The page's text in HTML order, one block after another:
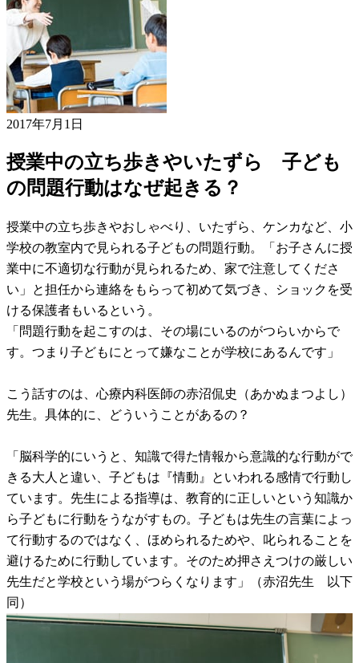
2017年7月1日
授業中の立ち歩きやいたずら 子ども
の問題行動はなぜ起きる？
授業中の立ち歩きやおしゃべり、いたずら、ケンカなど、小
学校の教室内で見られる子どもの問題行動。「お子さんに授
業中に不適切な行動が見られるため、家で注意してくださ
い」と担任から連絡をもらって初めて気づき、ショックを受
ける保護者もいるという。
「問題行動を起こすのは、その場にいるのがつらいからで
す。つまり子どもにとって嫌なことが学校にあるんです」
こう話すのは、心療内科医師の赤沼侃史（あかぬまつよし）
先生。具体的に、どういうことがあるの？
「脳科学的にいうと、知識で得た情報から意識的な行動がで
きる大人と違い、子どもは『情動』といわれる感情で行動し
ています。先生による指導は、教育的に正しいという知識か
ら子どもに行動をうながすもの。子どもは先生の言葉によっ
て行動するのではなく、ほめられるためや、叱られることを
避けるために行動しています。そのため押さえつけの厳しい
先生だと学校という場がつらくなります」（赤沼先生 以下
同）